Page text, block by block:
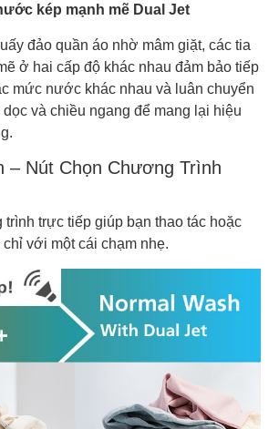
kép mạnh mẽ Dual Jet
đảo quần áo nhờ mâm giặt, các tia
ở hai cấp độ khác nhau đảm bảo tiếp
mức nước khác nhau và luân chuyển
và chiều ngang để mang lại hiệu
– Nút Chọn Chương Trình
trình trực tiếp giúp bạn thao tác hoặc
với một cái chạm nhẹ.